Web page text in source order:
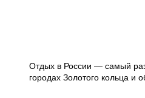
Отдых в России — самый
городах Золотого кольца и